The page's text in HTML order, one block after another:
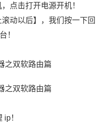
点击打开电源开机！
动以后】，我们按一下回
！
之双软路由篇
之双软路由篇
！